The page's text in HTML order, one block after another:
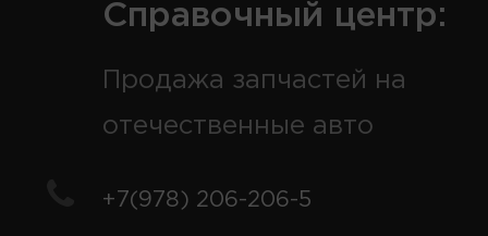
Справочный центр:
Продажа запчастей на
отечественные авто
+7(978) 206-206-5